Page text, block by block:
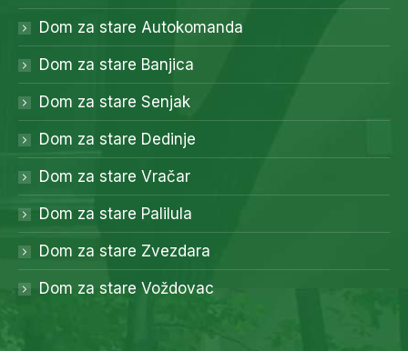
Dom za stare Autokomanda
Dom za stare Banjica
Dom za stare Senjak
Dom za stare Dedinje
Dom za stare Vračar
Dom za stare Palilula
Dom za stare Zvezdara
Dom za stare Voždovac